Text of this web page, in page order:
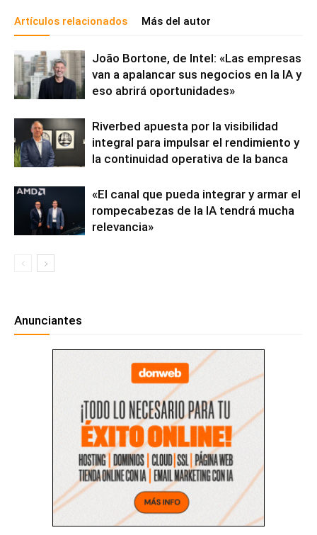
Artículos relacionados Más del autor
João Bortone, de Intel: «Las empresas
van a apalancar sus negocios en la IA y
eso abrirá oportunidades»
Riverbed apuesta por la visibilidad
integral para impulsar el rendimiento y
la continuidad operativa de la banca
«El canal que pueda integrar y armar el
rompecabezas de la IA tendrá mucha
relevancia»
Anunciantes